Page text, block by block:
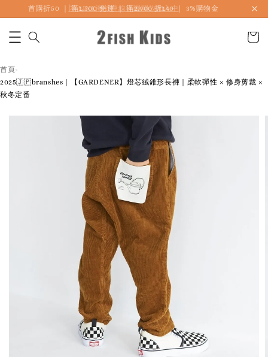
首購折50 ｜ 滿1,500 免運 ｜ 滿2,900 折140 ｜ 3%購物金
首頁›
2025🇯🇵branshes｜【GARDENER】燈芯絨錐形長褲｜柔軟彈性 × 修身剪裁 ×
秋冬定番